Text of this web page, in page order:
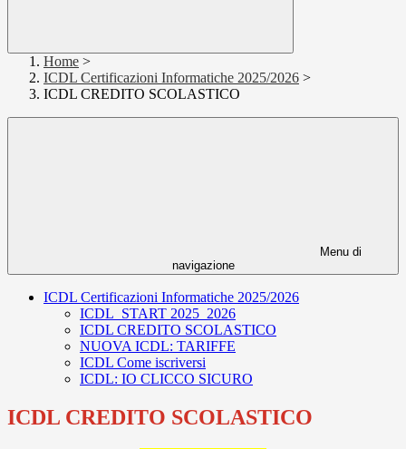
Home >
ICDL Certificazioni Informatiche 2025/2026 >
ICDL CREDITO SCOLASTICO
Menu di
navigazione
ICDL Certificazioni Informatiche 2025/2026
ICDL_START 2025_2026
ICDL CREDITO SCOLASTICO
NUOVA ICDL: TARIFFE
ICDL Come iscriversi
ICDL: IO CLICCO SICURO
ICDL CREDITO SCOLASTICO